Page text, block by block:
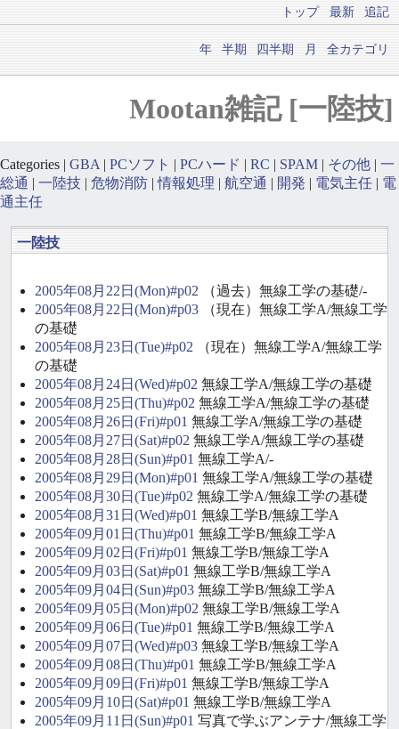
トップ 最新 追記
年 半期 四半期 月 全カテゴリ
Mootan雑記 [一陸技]
Categories | GBA | PCソフト | PCハード | RC | SPAM | その他 | 一
総通 | 一陸技 | 危物消防 |情報処理 | 航空通 | 開発 | 電気主任 | 電
通主任
一陸技
2005年08月22日(Mon)#p02 （過去）無線工学の基礎/-
2005年08月22日(Mon)#p03 （現在）無線工学A/無線工学
の基礎
2005年08月23日(Tue)#p02 （現在）無線工学A/無線工学
の基礎
2005年08月24日(Wed)#p02 無線工学A/無線工学の基礎
2005年08月25日(Thu)#p02 無線工学A/無線工学の基礎
2005年08月26日(Fri)#p01 無線工学A/無線工学の基礎
2005年08月27日(Sat)#p02 無線工学A/無線工学の基礎
2005年08月28日(Sun)#p01 無線工学A/-
2005年08月29日(Mon)#p01 無線工学A/無線工学の基礎
2005年08月30日(Tue)#p02 無線工学A/無線工学の基礎
2005年08月31日(Wed)#p01 無線工学B/無線工学A
2005年09月01日(Thu)#p01 無線工学B/無線工学A
2005年09月02日(Fri)#p01 無線工学B/無線工学A
2005年09月03日(Sat)#p01 無線工学B/無線工学A
2005年09月04日(Sun)#p03 無線工学B/無線工学A
2005年09月05日(Mon)#p02 無線工学B/無線工学A
2005年09月06日(Tue)#p01 無線工学B/無線工学A
2005年09月07日(Wed)#p03 無線工学B/無線工学A
2005年09月08日(Thu)#p01 無線工学B/無線工学A
2005年09月09日(Fri)#p01 無線工学B/無線工学A
2005年09月10日(Sat)#p01 無線工学B/無線工学A
2005年09月11日(Sun)#p01 写真で学ぶアンテナ/無線工学